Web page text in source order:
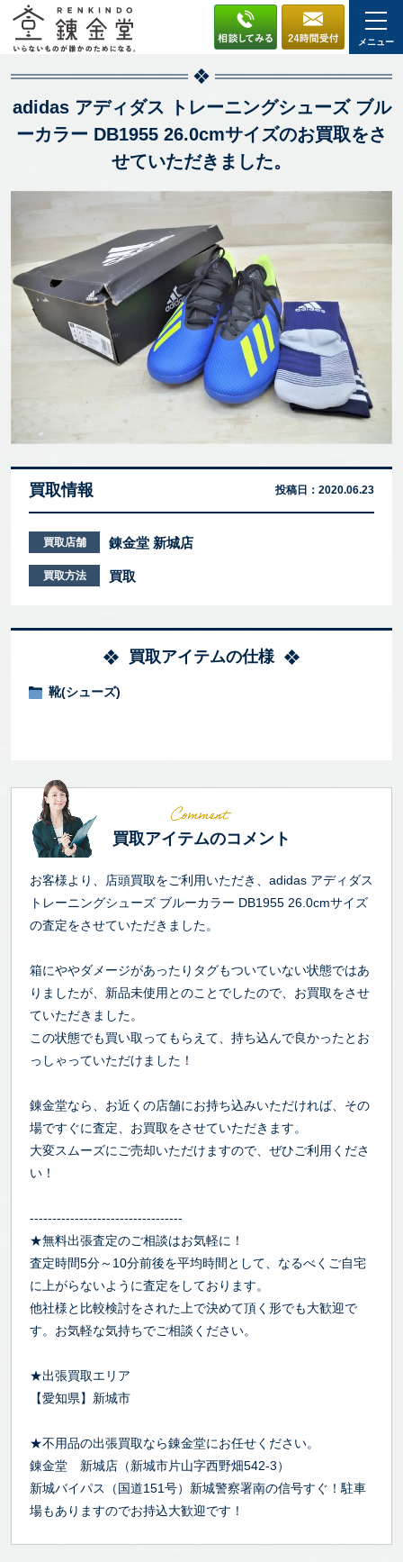
メニュー
adidas アディダス トレーニングシューズ ブル
ーカラー DB1955 26.0cmサイズのお買取をさ
せていただきました。
買取情報 投稿日： 2020.06.23
買取店舗 錬金堂 新城店
買取方法 買取
買取アイテムの仕様
靴(シューズ)
買取アイテムのコメント
お客様より、店頭買取をご利用いただき、adidas アディダス
トレーニングシューズ ブルーカラー DB1955 26.0cmサイズ
の査定をさせていただきました。
箱にややダメージがあったりタグもついていない状態ではあ
りましたが、新品未使用とのことでしたので、お買取をさせ
ていただきました。
この状態でも買い取ってもらえて、持ち込んで良かったとお
っしゃっていただけました！
錬金堂なら、お近くの店舗にお持ち込みいただければ、その
場ですぐに査定、お買取をさせていただきます。
大変スムーズにご売却いただけますので、ぜひご利用くださ
い！
----------------------------------
★無料出張査定のご相談はお気軽に！
査定時間5分～10分前後を平均時間として、なるべくご自宅
に上がらないように査定をしております。
他社様と比較検討をされた上で決めて頂く形でも大歓迎で
す。お気軽な気持ちでご相談ください。
★出張買取エリア
【愛知県】新城市
★不用品の出張買取なら錬金堂にお任せください。
錬金堂 新城店（新城市片山字西野畑542-3）
新城バイパス（国道151号）新城警察署南の信号すぐ！駐車
場もありますのでお持込大歓迎です！